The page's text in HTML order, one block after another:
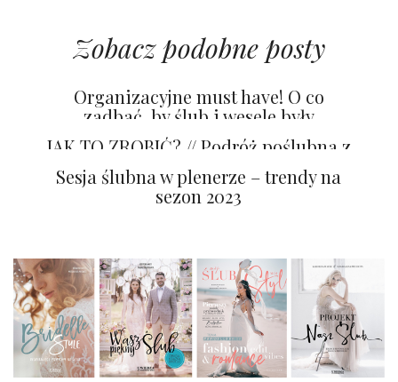
Zobacz podobne posty
Organizacyjne must have! O co
zadbać, by ślub i wesele były
niezapomnianym przeżyciem?
JAK TO ZROBIĆ? // Podróż poślubna z
sesją zdjęciową
Sesja ślubna w plenerze – trendy na
sezon 2023